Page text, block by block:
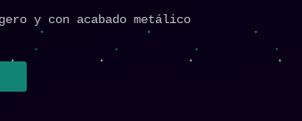
y con acabado metálico